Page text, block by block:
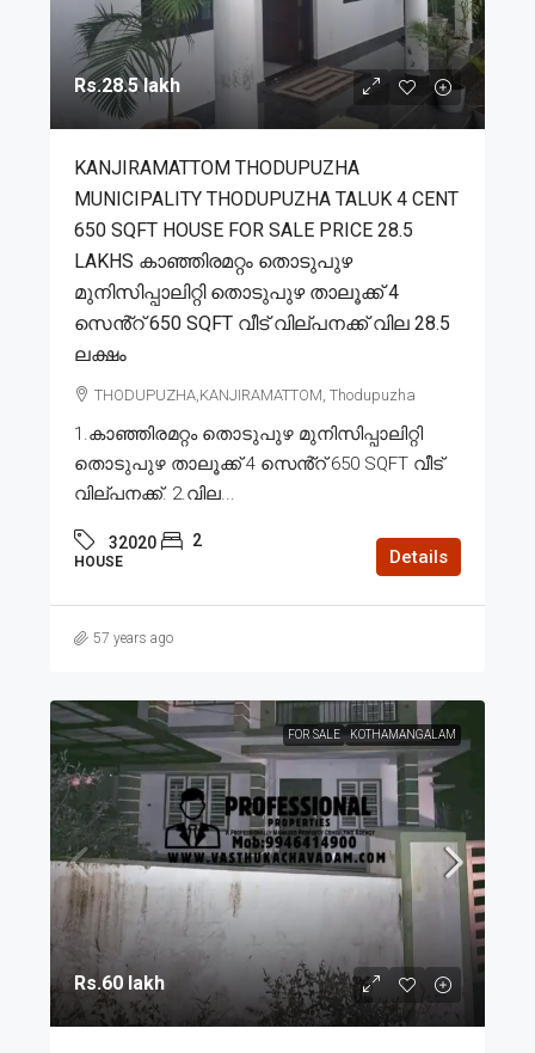
Rs.28.5 lakh
KANJIRAMATTOM THODUPUZHA
MUNICIPALITY THODUPUZHA TALUK 4 CENT
650 SQFT HOUSE FOR SALE PRICE 28.5
LAKHS കാഞ്ഞിരമറ്റം തൊടുപുഴ
മുനിസിപ്പാലിറ്റി തൊടുപുഴ താലൂക്ക് 4
സെൻ്റ് 650 SQFT വീട് വില്പനക്ക് വില 28.5
ലക്ഷം
THODUPUZHA,KANJIRAMATTOM, Thodupuzha
1.കാഞ്ഞിരമറ്റം തൊടുപുഴ മുനിസിപ്പാലിറ്റി
തൊടുപുഴ താലൂക്ക് 4 സെൻ്റ് 650 SQFT വീട്
വില്പനക്ക്. 2.വില...
32020 2
HOUSE Details
57 years ago
FOR SALE KOTHAMANGALAM
Rs.60 lakh